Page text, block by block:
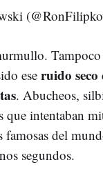
Tampoco
ese ruido seco
. Abucheos,
que intentaban
famosas del
segundos.